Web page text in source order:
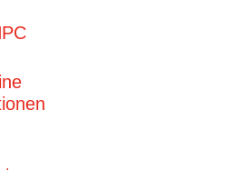
News
(Avacopan)